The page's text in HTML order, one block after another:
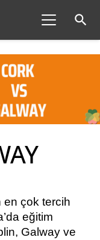
search
en çok tercih
eğitim
Galway ve